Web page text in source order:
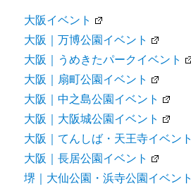
大阪イベント
大阪｜万博公園イベント
大阪｜うめきたパークイベント
大阪｜扇町公園イベント
大阪｜中之島公園イベント
大阪｜大阪城公園イベント
大阪｜てんしば・天王寺イベント
大阪｜長居公園イベント
堺｜大仙公園・浜寺公園イベント